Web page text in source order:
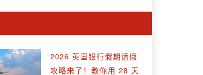
2026 英国银行假期请假
攻略来了！教你用 28 天